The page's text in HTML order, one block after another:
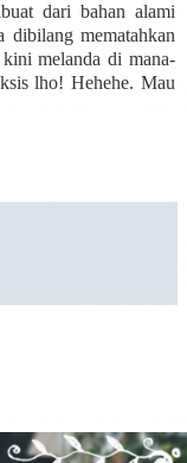
dari bahan alami
mematahkan
melanda di mana-
lho! Hehehe. Mau